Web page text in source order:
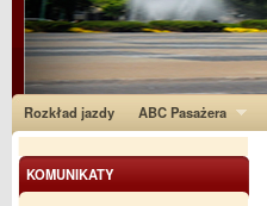
Rozkład jazdy ABC Pasażera
KOMUNIKATY